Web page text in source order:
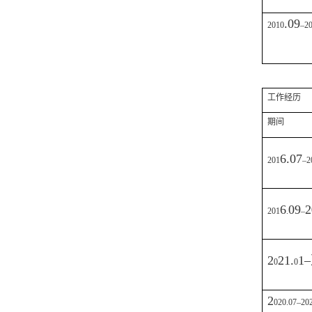
2010.09
工作经历
期间
2016.07
2016.09–
2021.01–
2